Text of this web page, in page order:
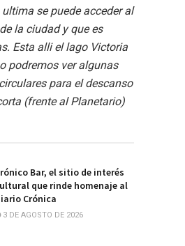
se puede acceder al
la ciudad y que es
Esta alli el lago Victoria
podremos ver algunas
para el descanso
(frente al Planetario)
Bar, el sitio de interés
que rinde homenaje al
Crónica
3 DE AGOSTO DE 2026